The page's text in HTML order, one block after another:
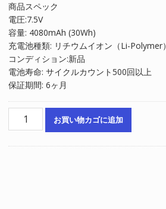
価
格
は
¥5,504
で
し
た。
格
は
¥3,736
で
す。
商品スペック
電圧:7.5V
容量: 4080mAh (30Wh)
充電池種類: リチウムイオン（Li-Polymer）
コンディション:新品
電池寿命: サイクルカウント500回以上
保証期間: 6ヶ月
お買い物カゴに追加